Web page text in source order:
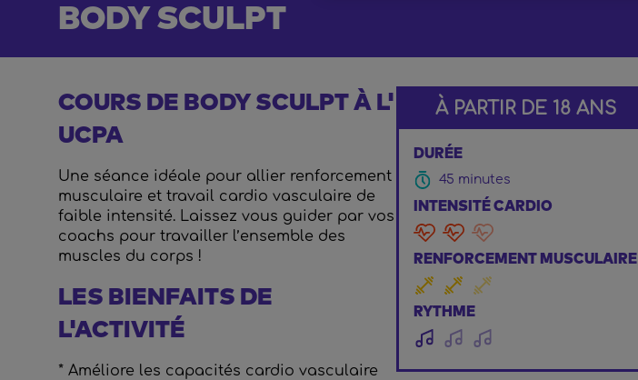
BODY SCULPT
COURS DE BODY SCULPT À L'
UCPA
Une séance idéale pour allier renforcement
musculaire et travail cardio vasculaire de
faible intensité. Laissez vous guider par vos
coachs pour travailler l’ensemble des
muscles du corps !
LES BIENFAITS DE
L'ACTIVITÉ
* Améliore les capacités cardio vasculaire
À PARTIR DE 18 ANS
DURÉE
45 minutes
INTENSITÉ CARDIO
RENFORCEMENT MUSCULAIRE
RYTHME